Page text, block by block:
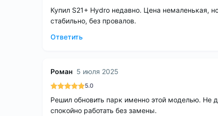
Купил S21+ Hydro недавно. Цена немаленькая,
стабильно, без провалов.
Ответить
Роман 5 июля 2025
5.0
Решил обновить парк именно этой моделью. Не
спокойно работать без замены.